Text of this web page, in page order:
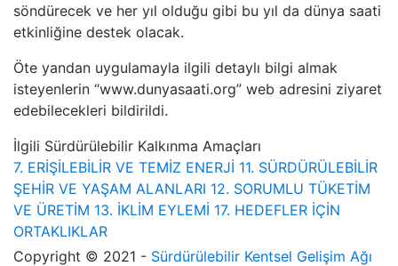
söndürecek ve her yıl olduğu gibi bu yıl da dünya saati
etkinliğine destek olacak.
Öte yandan uygulamayla ilgili detaylı bilgi almak
isteyenlerin “www.dunyasaati.org” web adresini ziyaret
edebilecekleri bildirildi.
İlgili Sürdürülebilir Kalkınma Amaçları
7. ERİŞİLEBİLİR VE TEMİZ ENERJİ 11. SÜRDÜRÜLEBİLİR
ŞEHİR VE YAŞAM ALANLARI 12. SORUMLU TÜKETİM
VE ÜRETİM 13. İKLİM EYLEMİ 17. HEDEFLER İÇİN
ORTAKLIKLAR
Copyright © 2021 - Sürdürülebilir Kentsel Gelişim Ağı